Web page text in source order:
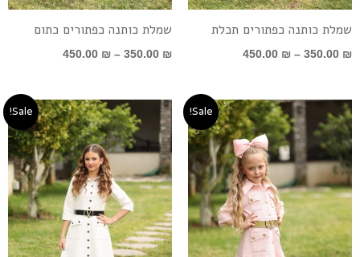
שמלת כותנה כפתורים תכלת
350.00 ₪
–
450.00 ₪
שמלת כותנה כפתורים כתום
350.00 ₪
–
450.00 ₪
Sale!
טווח
מחירים:
עד
Sale!
טווח
מחירים:
עד